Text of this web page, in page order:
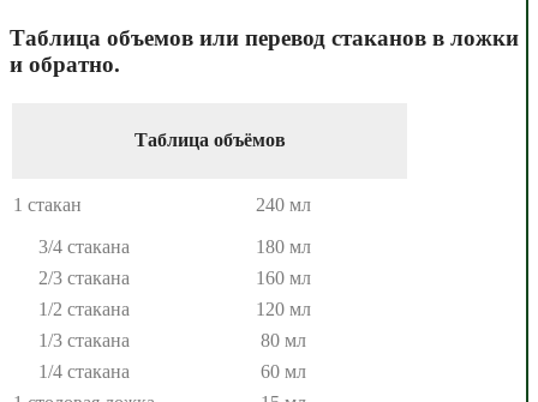
Таблица объемов или перевод стаканов в ложки
и обратно.
Таблица объёмов
1 стакан 240 мл
3/4 стакана
180 мл
2/3 стакана
160 мл
1/2 стакана
120 мл
1/3 стакана
80 мл
1/4 стакана
60 мл